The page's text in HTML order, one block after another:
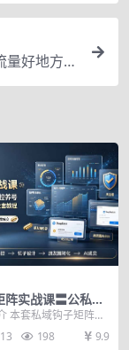
好地方，
阵实战课〓公私域
号风控养号｜18
本套私域钩子矩阵推
盖公私域流量底层逻
账号搭...198 9.9